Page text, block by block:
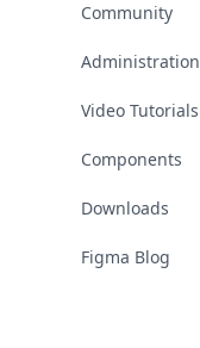
Community
Administration
Video Tutorials
Components
Downloads
Figma Blog